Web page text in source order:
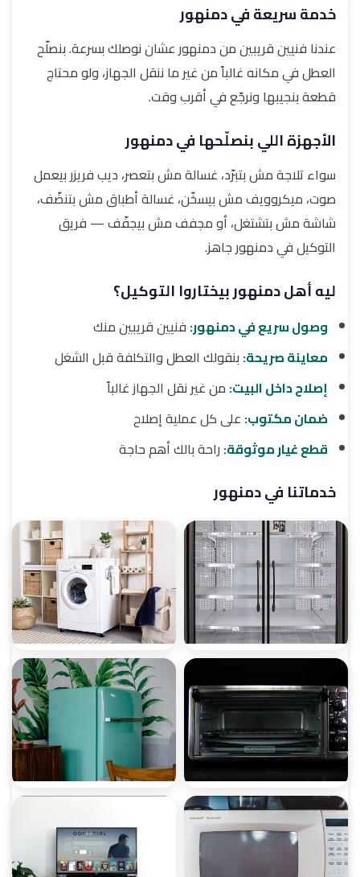
خدمة سريعة في دمنهور
عندنا فنيين قريبين من دمنهور عشان نوصلك بسرعة. بنصلّح
العطل في مكانه غالباً من غير ما ننقل الجهاز، ولو محتاج
قطعة بنجيبها ونرجّع في أقرب وقت.
الأجهزة اللي بنصلّحها في دمنهور
سواء تلاجة مش بتبرّد، غسالة مش بتعصر، ديب فريزر بيعمل
صوت، ميكروويف مش بيسخّن، غسالة أطباق مش بتنضّف،
شاشة مش بتشتغل، أو مجفف مش بيجفّف — فريق
التوكيل في دمنهور جاهز.
ليه أهل دمنهور بيختاروا التوكيل؟
وصول سريع في دمنهور: فنيين قريبين منك
معاينة صريحة: بنقولك العطل والتكلفة قبل الشغل
إصلاح داخل البيت: من غير نقل الجهاز غالباً
ضمان مكتوب: على كل عملية إصلاح
قطع غيار موثوقة: راحة بالك أهم حاجة
خدماتنا في دمنهور
صيانة ثلاجات صيانة غسالات
صيانة ميكروويف صيانة ديب فريزر